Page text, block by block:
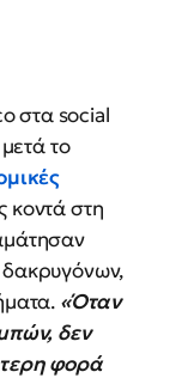
στα social
το
στη
δακρυγόνων,
«Όταν
δεν
φορά